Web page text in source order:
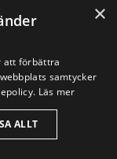
kr
×
att förbättra
samtycker
Läs mer
ALLT